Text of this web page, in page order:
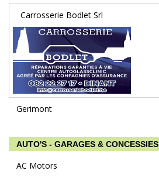
Carrosserie Bodlet Srl
Gerimont
AUTO'S - GARAGES & CONCESSIES
AC Motors